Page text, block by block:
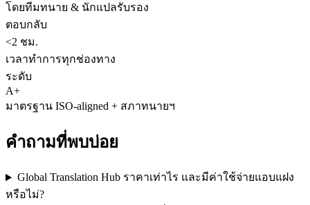
โดยทีมทนาย & นักแปลรับรอง
ตอบกลับ
<2 ชม.
เวลาทำการทุกช่องทาง
ระดับ
A+
มาตรฐาน ISO-aligned + สภาทนายฯ
คำถามที่พบบ่อย
Global Translation Hub ราคาเท่าไร และมีค่าใช้จ่ายแอบแฝง
หรือไม่?